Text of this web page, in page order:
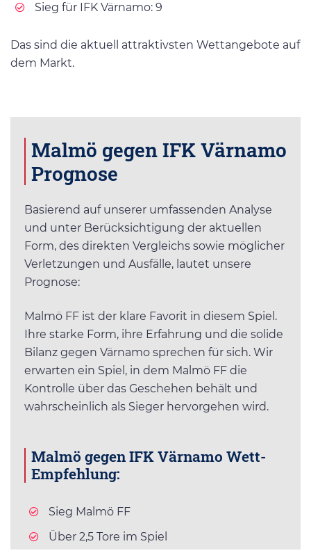
Sieg für IFK Värnamo: 9
Das sind die aktuell attraktivsten Wettangebote auf
dem Markt.
Malmö gegen IFK Värnamo
Prognose
Basierend auf unserer umfassenden Analyse
und unter Berücksichtigung der aktuellen
Form, des direkten Vergleichs sowie möglicher
Verletzungen und Ausfälle, lautet unsere
Prognose:
Malmö FF ist der klare Favorit in diesem Spiel.
Ihre starke Form, ihre Erfahrung und die solide
Bilanz gegen Värnamo sprechen für sich. Wir
erwarten ein Spiel, in dem Malmö FF die
Kontrolle über das Geschehen behält und
wahrscheinlich als Sieger hervorgehen wird.
Malmö gegen IFK Värnamo Wett-
Empfehlung:
Sieg Malmö FF
Über 2,5 Tore im Spiel